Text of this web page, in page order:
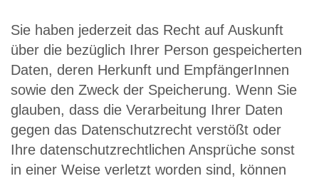
Sie haben jederzeit das Recht auf Auskunft
über die bezüglich Ihrer Person gespeicherten
Daten, deren Herkunft und EmpfängerInnen
sowie den Zweck der Speicherung. Wenn Sie
glauben, dass die Verarbeitung Ihrer Daten
gegen das Datenschutzrecht verstößt oder
Ihre datenschutzrechtlichen Ansprüche sonst
in einer Weise verletzt worden sind, können